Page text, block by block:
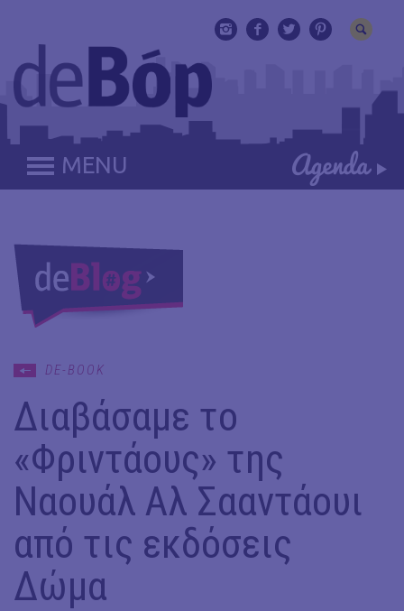
MENU
DE-BOOK
Διαβάσαμε το
«Φριντάους» της
Ναουάλ Αλ Σααντάουι
από τις εκδόσεις
Δώμα